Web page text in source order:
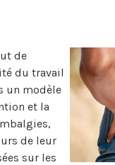
de
du travail
un modèle
et la
de leur
sur les